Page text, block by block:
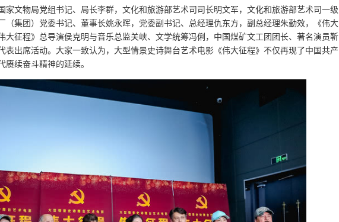
家文物局党组书记、局长李群，文化和旅游部艺术司司长明文军，文化和旅游部艺术司一级
（集团）党委书记、董事长姚永晖，党委副书记、总经理仇东方，副总经理朱勤效，《伟大
大征程》总导演侯克明与音乐总监关峡、文学统筹冯俐，中国煤矿文工团团长、著名演员靳
表出席活动。大家一致认为，大型情景史诗舞台艺术电影《伟大征程》不仅再现了中国共产
续奋斗精神的延续。